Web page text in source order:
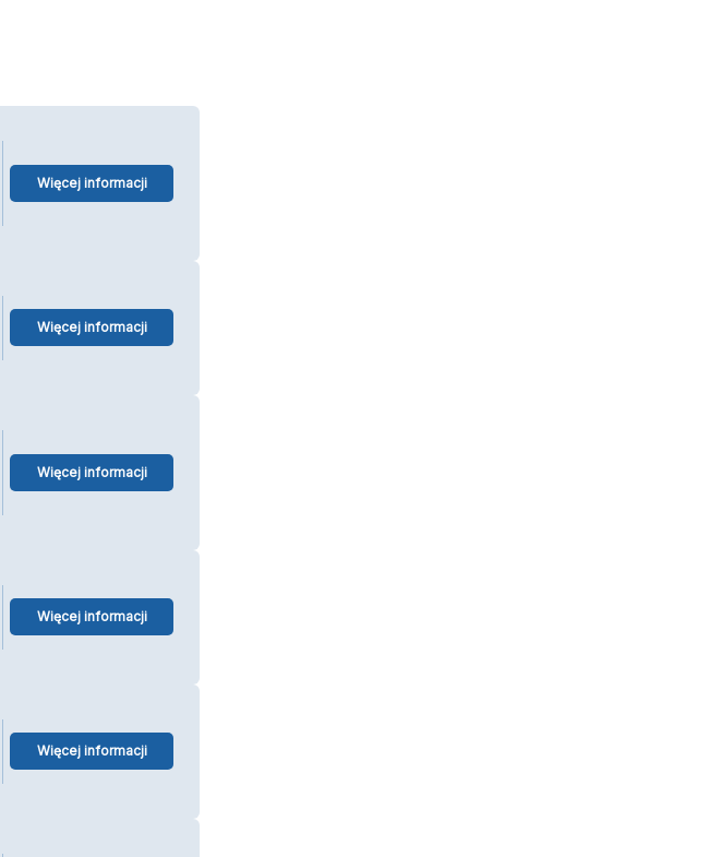
Więcej informacji
Więcej informacji
Więcej informacji
Więcej informacji
Więcej informacji